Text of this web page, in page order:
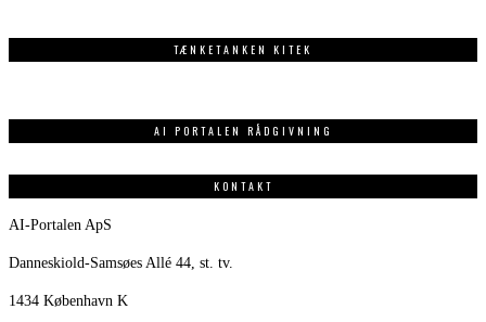
TÆNKETANKEN KITEK
AI PORTALEN RÅDGIVNING
KONTAKT
AI-Portalen ApS
Danneskiold-Samsøes Allé 44, st. tv.
1434 København K